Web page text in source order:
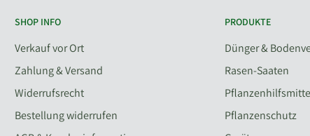
SHOP INFO
Verkauf vor Ort
Zahlung & Versand
Widerrufsrecht
Bestellung widerrufen
PRODUKTE
Dünger &
Rasen-Saaten
Pflanzenschutz